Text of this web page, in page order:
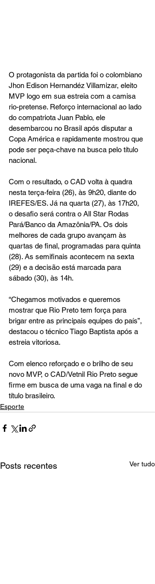
O protagonista da partida foi o colombiano
Jhon Edison Hernandéz Villamizar, eleito
MVP logo em sua estreia com a camisa
rio-pretense. Reforço internacional ao lado
do compatriota Juan Pablo, ele
desembarcou no Brasil após disputar a
Copa América e rapidamente mostrou que
pode ser peça-chave na busca pelo título
nacional.
Com o resultado, o CAD volta à quadra
nesta terça-feira (26), às 9h20, diante do
IREFES/ES. Já na quarta (27), às 17h20,
o desafio será contra o All Star Rodas
Pará/Banco da Amazônia/PA. Os dois
melhores de cada grupo avançam às
quartas de final, programadas para quinta
(28). As semifinais acontecem na sexta
(29) e a decisão está marcada para
sábado (30), às 14h.
“Chegamos motivados e queremos
mostrar que Rio Preto tem força para
brigar entre as principais equipes do país”,
destacou o técnico Tiago Baptista após a
estreia vitoriosa.
Com elenco reforçado e o brilho de seu
novo MVP, o CAD/Vetnil Rio Preto segue
firme em busca de uma vaga na final e do
título brasileiro.
Esporte
Posts recentes Ver tudo